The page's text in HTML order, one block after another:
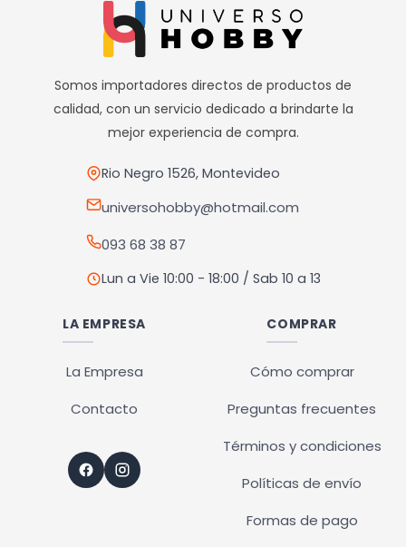
Somos importadores directos de productos de
calidad, con un servicio dedicado a brindarte la
mejor experiencia de compra.
Rio Negro 1526, Montevideo
universohobby@hotmail.com
093 68 38 87
Lun a Vie 10:00 - 18:00 / Sab 10 a 13
LA EMPRESA
La Empresa
Contacto
COMPRAR
Cómo comprar
Preguntas frecuentes
Términos y condiciones
Políticas de envío
Formas de pago